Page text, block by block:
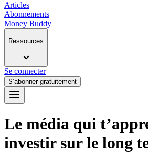
Articles
Abonnements
Money Buddy
Ressources
Se connecter
S’abonner gratuitement
Le média qui
investir sur le long